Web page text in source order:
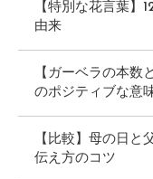
【特別な花言葉】
由来
【ガーベラの本数
のポジティブな意
【比較】母の日と
伝え方のコツ